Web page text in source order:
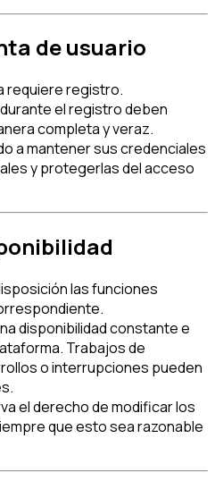
de usuario
requiere registro.
el registro deben
completa y veraz.
a mantener sus credenciales
y protegerlas del acceso
las funciones
disponibilidad constante e
Trabajos de
o interrupciones pueden
el derecho de modificar los
que esto sea razonable